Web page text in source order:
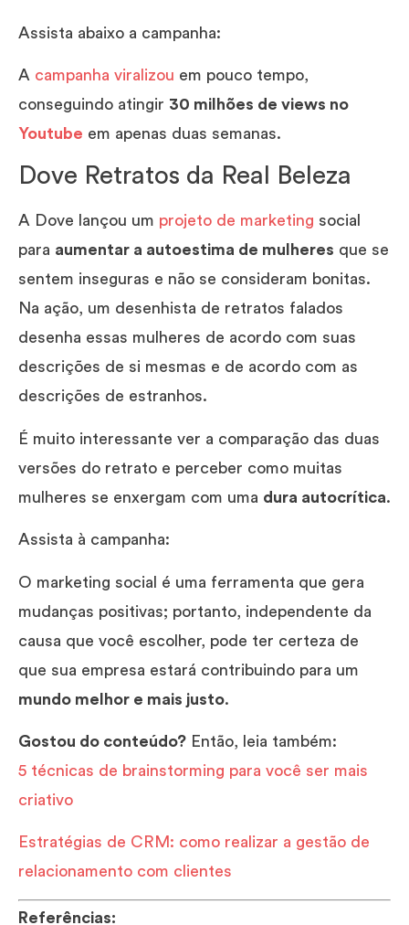
Assista abaixo a campanha:
A campanha viralizou em pouco tempo,
conseguindo atingir 30 milhões de views no
Youtube em apenas duas semanas.
Dove Retratos da Real Beleza
A Dove lançou um projeto de marketing social
para aumentar a autoestima de mulheres que se
sentem inseguras e não se consideram bonitas.
Na ação, um desenhista de retratos falados
desenha essas mulheres de acordo com suas
descrições de si mesmas e de acordo com as
descrições de estranhos.
É muito interessante ver a comparação das duas
versões do retrato e perceber como muitas
mulheres se enxergam com uma dura autocrítica.
Assista à campanha:
O marketing social é uma ferramenta que gera
mudanças positivas; portanto, independente da
causa que você escolher, pode ter certeza de
que sua empresa estará contribuindo para um
mundo melhor e mais justo.
Gostou do conteúdo? Então, leia também:
5 técnicas de brainstorming para você ser mais
criativo
Estratégias de CRM: como realizar a gestão de
relacionamento com clientes
Referências: